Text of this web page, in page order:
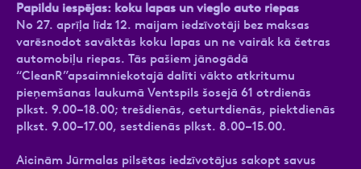
Papildu iespējas: koku lapas un vieglo auto riepas
No 27. aprīļa līdz 12. maijam iedzīvotāji bez maksas
varēsnodot savāktās koku lapas un ne vairāk kā četras
automobiļu riepas. Tās pašiem jānogādā
“CleanR”apsaimniekotajā dalīti vākto atkritumu
pieņemšanas laukumā Ventspils šosejā 61 otrdienās
plkst. 9.00–18.00; trešdienās, ceturtdienās, piektdienās
plkst. 9.00–17.00, sestdienās plkst. 8.00–15.00.
Aicinām Jūrmalas pilsētas iedzīvotājus sakopt savus